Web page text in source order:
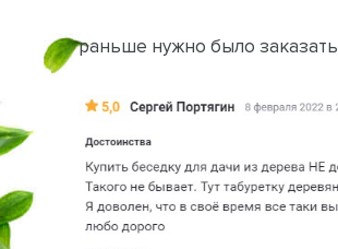
раньше нужно было заказать